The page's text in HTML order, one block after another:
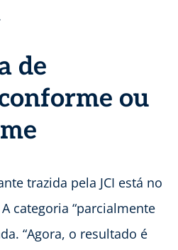
de
ou
trazida pela JCI está no
categoria “parcialmente
“Agora, o resultado é